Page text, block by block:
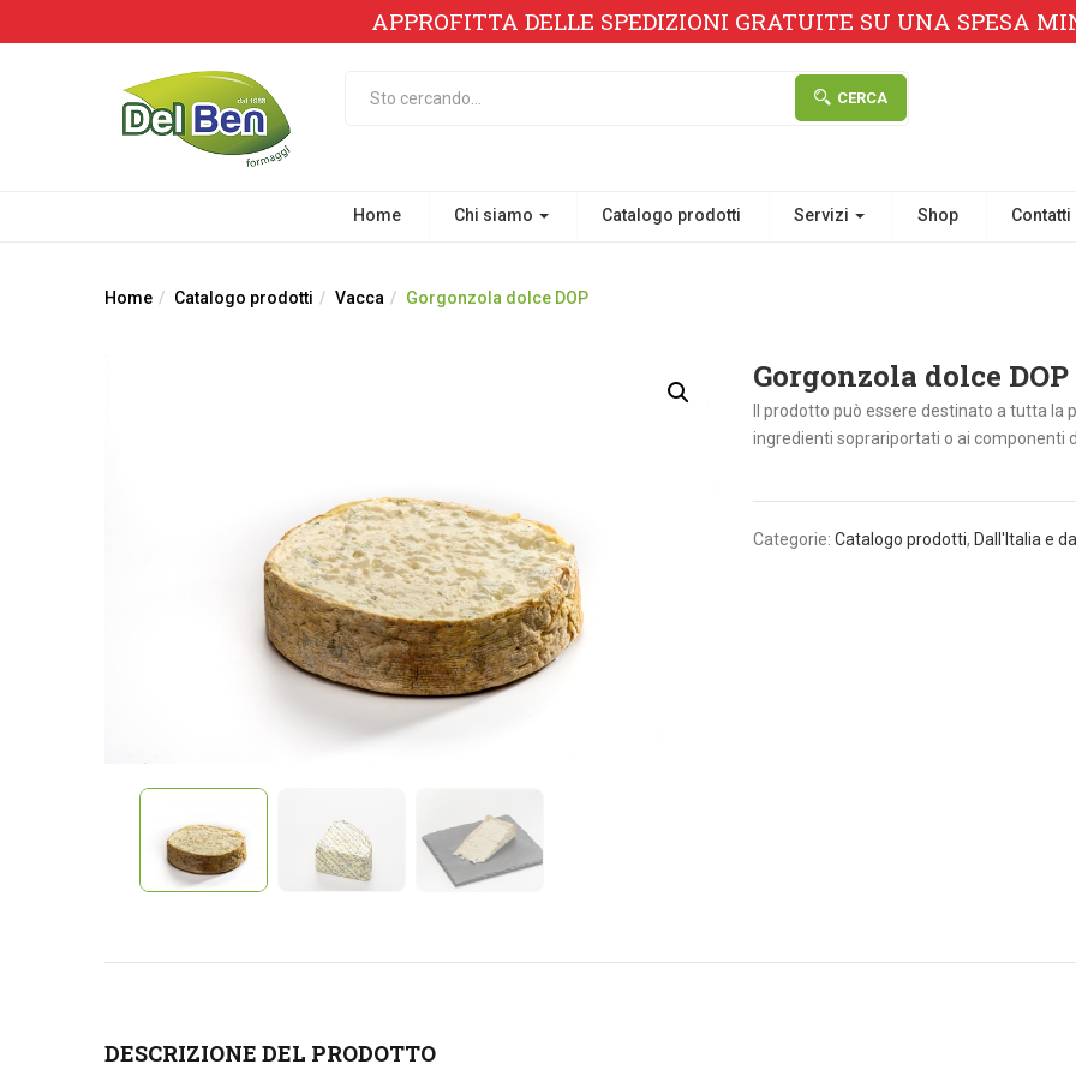
APPROFITTA DELLE SPEDIZIONI GRATUITE SU UNA SPESA
CERCA
Home Chi siamo Catalogo prodotti Servizi Shop Contatti
Home Catalogo prodotti Vacca Gorgonzola dolce DOP
Gorgonzola dolce DOP
Il prodotto può essere destinato a tutta la
ingredienti soprariportati o ai componenti
Categorie: Catalogo prodotti, Dall'Italia e
DESCRIZIONE DEL PRODOTTO